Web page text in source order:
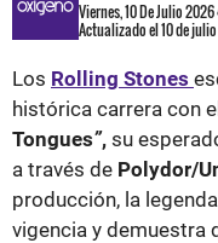
Viernes, 10 De Julio 2026
Actualizado el 10 de
Los Rolling Stones
histórica carrera con
Tongues”, su
a través de Polydor/
producción, la
vigencia y demuestra